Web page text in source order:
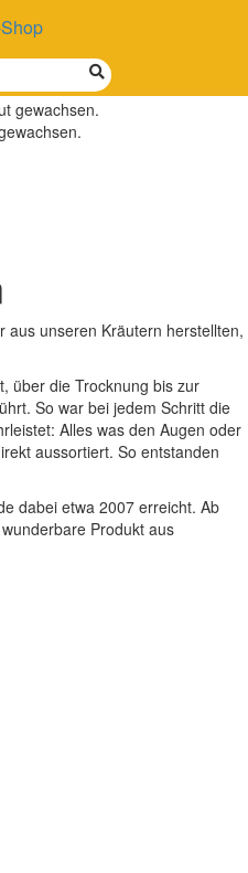
aus unseren Kräutern herstellten,
über die Trocknung bis zur
So war bei jedem Schritt die
Alles was den Augen oder
aussortiert. So entstanden
dabei etwa 2007 erreicht. Ab
Produkt aus